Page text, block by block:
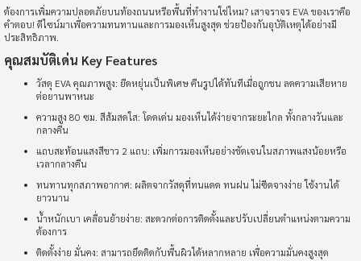
ต้องการเพิ่มความปลอดภัยบนท้องถนนหรือพื้นที่ทำงานใช่ไหม? เสาจราจร EVA ของเราคือ
คำตอบ! ดีไซน์มาเพื่อความทนทานและการมองเห็นสูงสุด ช่วยป้องกันอุบัติเหตุได้อย่างมี
ประสิทธิภาพ.
คุณสมบัติเด่น Key Features
วัสดุ EVA คุณภาพสูง: ยืดหยุ่นเป็นพิเศษ คืนรูปได้ทันทีเมื่อถูกชน ลดความเสียหาย
ต่อยานพาหนะ
ความสูง 80 ซม. สีส้มสดใส: โดดเด่น มองเห็นได้ง่ายจากระยะไกล ทั้งกลางวันและ
กลางคืน
แถบสะท้อนแสงสีขาว 2 แถบ: เพิ่มการมองเห็นอย่างชัดเจนในสภาพแสงน้อยหรือ
เวลากลางคืน
ทนทานทุกสภาพอากาศ: ผลิตจากวัสดุที่ทนแดด ทนฝน ไม่ซีดจางง่าย ใช้งานได้
ยาวนาน
น้ำหนักเบา เคลื่อนย้ายง่าย: สะดวกต่อการติดตั้งและปรับเปลี่ยนตำแหน่งตามความ
ต้องการ
ติดตั้งง่าย มั่นคง: สามารถยึดติดกับพื้นผิวได้หลากหลาย เพื่อความมั่นคงสูงสุด